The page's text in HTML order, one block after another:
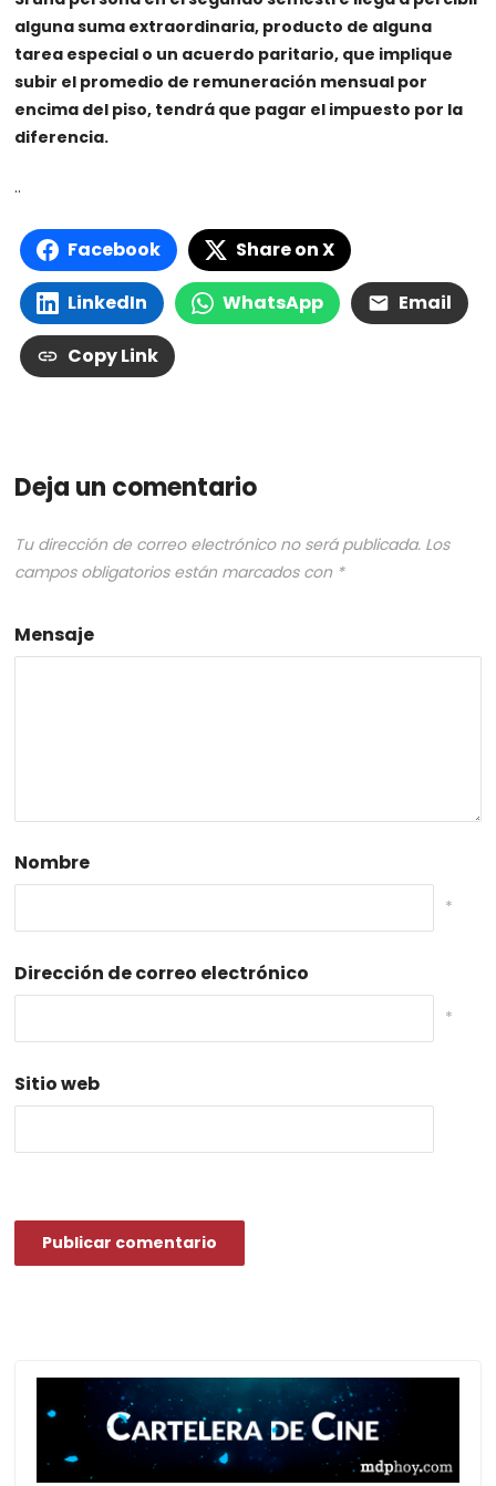
alguna suma extraordinaria, producto de alguna
tarea especial o un acuerdo paritario, que implique
subir el promedio de remuneración mensual por
encima del piso, tendrá que pagar el impuesto por la
diferencia.
..
Facebook Share on X
LinkedIn WhatsApp Email
Copy Link
Deja un comentario
Tu dirección de correo electrónico no será publicada. Los
campos obligatorios están marcados con *
Mensaje
Nombre
*
Dirección de correo electrónico
*
Sitio web